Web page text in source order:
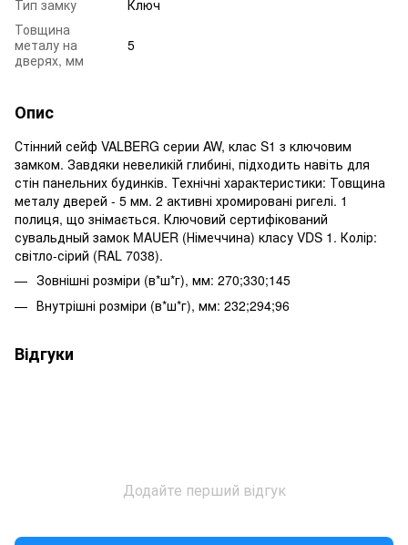
Тип замку
Ключ
Товщина
металу на
дверях, мм
5
Опис
Стінний сейф VALBERG серии AW, клас S1 з ключовим
замком. Завдяки невеликій глибині, підходить навіть для
стін панельних будинків. Технічні характеристики: Товщина
металу дверей - 5 мм. 2 активні хромировані ригелі. 1
полиця, що знімається. Ключовий сертифікований
сувальдный замок MAUER (Німеччина) класу VDS 1. Колір:
світло-сірий (RAL 7038).
Зовнішні розміри (в*ш*г), мм: 270;330;145
Внутрішні розміри (в*ш*г), мм: 232;294;96
Відгуки
Додайте перший відгук